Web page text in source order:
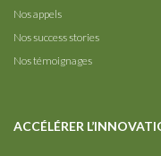
Nos appels
Nos success stories
Nos témoignages
ACCÉLÉRER